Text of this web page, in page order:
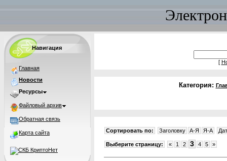
Навигация
Главная
Новости
Ресурсы
Файловый архив
Обратная связь
Карта сайта
[
Категория:
Сортировать по: Заголовку A-Я Я-A
Выберите страницу: « 1 2 3 4 5 »